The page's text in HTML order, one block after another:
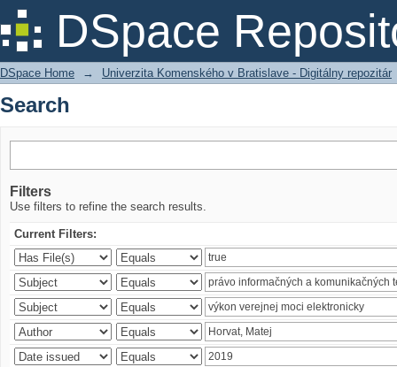
DSpace
Search
DSpace Home → Univerzita Komenského v Bratislave - Digitálny repozitár
Search
Filters
Use filters to refine the search results.
Current Filters: